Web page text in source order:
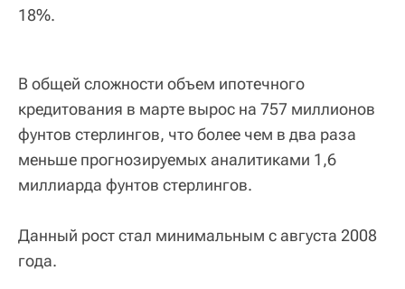
18%.
В общей сложности объем ипотечного
кредитования в марте вырос на 757 миллионов
фунтов стерлингов, что более чем в два раза
меньше прогнозируемых аналитиками 1,6
миллиарда фунтов стерлингов.
Данный рост стал минимальным с августа 2008
года.